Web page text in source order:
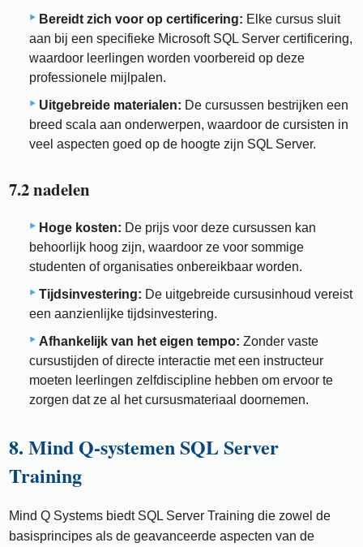
Bereidt zich voor op certificering: Elke cursus sluit
aan bij een specifieke Microsoft SQL Server certificering,
waardoor leerlingen worden voorbereid op deze
professionele mijlpalen.
Uitgebreide materialen: De cursussen bestrijken een
breed scala aan onderwerpen, waardoor de cursisten in
veel aspecten goed op de hoogte zijn SQL Server.
7.2 nadelen
Hoge kosten: De prijs voor deze cursussen kan
behoorlijk hoog zijn, waardoor ze voor sommige
studenten of organisaties onbereikbaar worden.
Tijdsinvestering: De uitgebreide cursusinhoud vereist
een aanzienlijke tijdsinvestering.
Afhankelijk van het eigen tempo: Zonder vaste
cursustijden of directe interactie met een instructeur
moeten leerlingen zelfdiscipline hebben om ervoor te
zorgen dat ze al het cursusmateriaal doornemen.
8. Mind Q-systemen SQL Server
Training
Mind Q Systems biedt SQL Server Training die zowel de
basisprincipes als de geavanceerde aspecten van de